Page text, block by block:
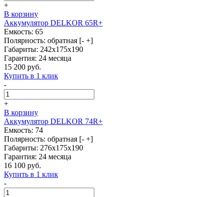
+
В корзину
Аккумулятор DELKOR 65R+
Емкость: 65
Полярность: обратная [- +]
Габариты: 242x175x190
Гарантия: 24 месяца
15 200 руб.
Купить в 1 клик
-
+
В корзину
Аккумулятор DELKOR 74R+
Емкость: 74
Полярность: обратная [- +]
Габариты: 276x175x190
Гарантия: 24 месяца
16 100 руб.
Купить в 1 клик
-